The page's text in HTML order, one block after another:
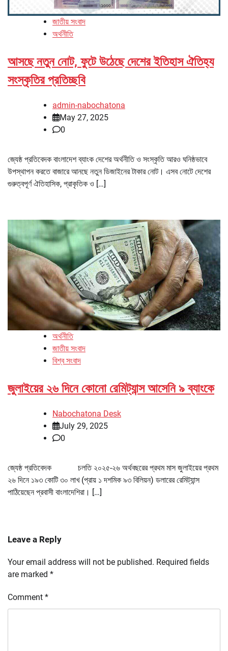
জাতীয় সংবাদ
অর্থনীতি
আসছে নতুন নোট, ফুটে উঠেছে দেশের ইতিহাস ঐতিহ্য
সংস্কৃতির প্রতিচ্ছবি
admin-nabochatona
May 27, 2025
0
জ্যেষ্ঠ প্রতিবেদক বাংলাদেশ ব্যাংক দেশের অর্থনীতি ও সংস্কৃতি আরও ঘনিষ্ঠভাবে
উপস্থাপন করতে বাজারে আনছে নতুন ডিজাইনের টাকার নোট। এসব নোটে দেশের
গুরুত্বপূর্ণ ঐতিহাসিক, প্রাকৃতিক ও […]
অর্থনীতি
জাতীয় সংবাদ
বিশ্ব সংবাদ
জুলাইয়ের ২৬ দিনে কোনো রেমিট্যান্স আসেনি ৯ ব্যাংকে
Nabochatona Desk
July 29, 2025
0
জ্যেষ্ঠ প্রতিবেদক চলতি ২০২৫-২৬ অর্থবছরের প্রথম মাস জুলাইয়ের প্রথম
২৬ দিনে ১৯৩ কোটি ৩০ লাখ (প্রায় ১ দশমিক ৯৩ বিলিয়ন) ডলারের রেমিট্যান্স
পাঠিয়েছেন প্রবাসী বাংলাদেশিরা। […]
Leave a Reply
Your email address will not be published. Required fields
are marked *
Comment *